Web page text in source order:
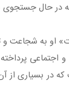
در حال جستجوی
او به شجاعت و
اجتماعی
در بسیاری از